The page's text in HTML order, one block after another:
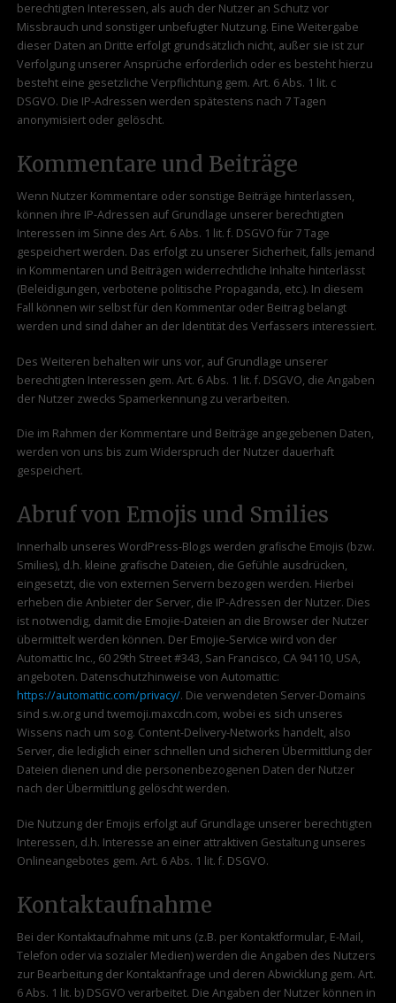
berechtigten Interessen, als auch der Nutzer an Schutz vor
Missbrauch und sonstiger unbefugter Nutzung. Eine Weitergabe
dieser Daten an Dritte erfolgt grundsätzlich nicht, außer sie ist zur
Verfolgung unserer Ansprüche erforderlich oder es besteht hierzu
besteht eine gesetzliche Verpflichtung gem. Art. 6 Abs. 1 lit. c
DSGVO. Die IP-Adressen werden spätestens nach 7 Tagen
anonymisiert oder gelöscht.
Kommentare und Beiträge
Wenn Nutzer Kommentare oder sonstige Beiträge hinterlassen,
können ihre IP-Adressen auf Grundlage unserer berechtigten
Interessen im Sinne des Art. 6 Abs. 1 lit. f. DSGVO für 7 Tage
gespeichert werden. Das erfolgt zu unserer Sicherheit, falls jemand
in Kommentaren und Beiträgen widerrechtliche Inhalte hinterlässt
(Beleidigungen, verbotene politische Propaganda, etc.). In diesem
Fall können wir selbst für den Kommentar oder Beitrag belangt
werden und sind daher an der Identität des Verfassers interessiert.
Des Weiteren behalten wir uns vor, auf Grundlage unserer
berechtigten Interessen gem. Art. 6 Abs. 1 lit. f. DSGVO, die Angaben
der Nutzer zwecks Spamerkennung zu verarbeiten.
Die im Rahmen der Kommentare und Beiträge angegebenen Daten,
werden von uns bis zum Widerspruch der Nutzer dauerhaft
gespeichert.
Abruf von Emojis und Smilies
Innerhalb unseres WordPress-Blogs werden grafische Emojis (bzw.
Smilies), d.h. kleine grafische Dateien, die Gefühle ausdrücken,
eingesetzt, die von externen Servern bezogen werden. Hierbei
erheben die Anbieter der Server, die IP-Adressen der Nutzer. Dies
ist notwendig, damit die Emojie-Dateien an die Browser der Nutzer
übermittelt werden können. Der Emojie-Service wird von der
Automattic Inc., 60 29th Street #343, San Francisco, CA 94110, USA,
angeboten. Datenschutzhinweise von Automattic:
https://automattic.com/privacy/. Die verwendeten Server-Domains
sind s.w.org und twemoji.maxcdn.com, wobei es sich unseres
Wissens nach um sog. Content-Delivery-Networks handelt, also
Server, die lediglich einer schnellen und sicheren Übermittlung der
Dateien dienen und die personenbezogenen Daten der Nutzer
nach der Übermittlung gelöscht werden.
Die Nutzung der Emojis erfolgt auf Grundlage unserer berechtigten
Interessen, d.h. Interesse an einer attraktiven Gestaltung unseres
Onlineangebotes gem. Art. 6 Abs. 1 lit. f. DSGVO.
Kontaktaufnahme
Bei der Kontaktaufnahme mit uns (z.B. per Kontaktformular, E-Mail,
Telefon oder via sozialer Medien) werden die Angaben des Nutzers
zur Bearbeitung der Kontaktanfrage und deren Abwicklung gem. Art.
6 Abs. 1 lit. b) DSGVO verarbeitet. Die Angaben der Nutzer können in